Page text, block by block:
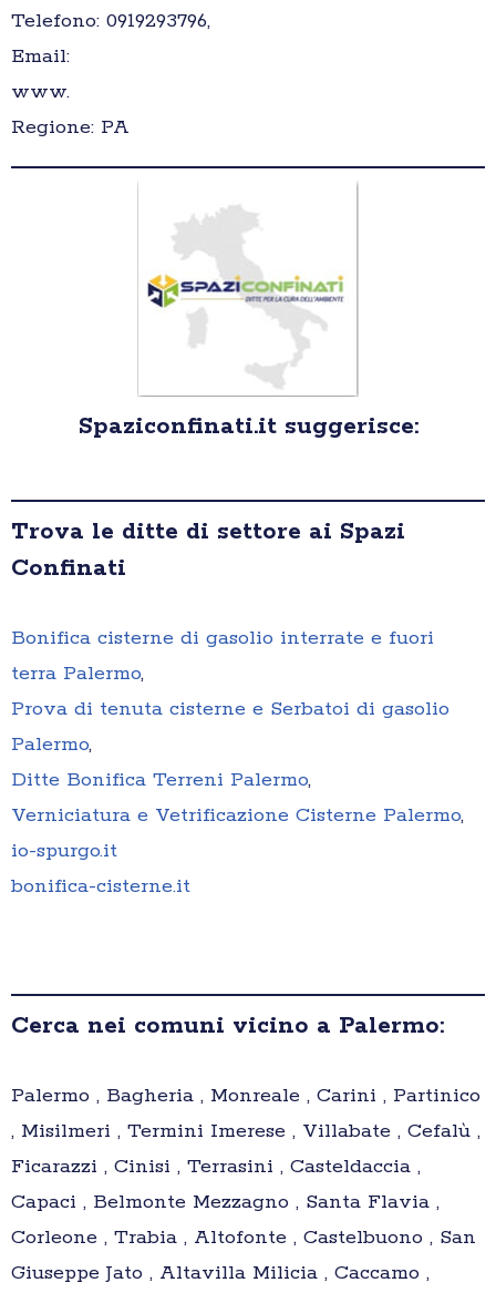
Telefono: 0919293796,
Email:
www.
Regione: PA
Spaziconfinati.it suggerisce:
Trova le ditte di settore ai Spazi
Confinati
Bonifica cisterne di gasolio interrate e fuori
terra Palermo,
Prova di tenuta cisterne e Serbatoi di gasolio
Palermo,
Ditte Bonifica Terreni Palermo,
Verniciatura e Vetrificazione Cisterne Palermo,
io-spurgo.it
bonifica-cisterne.it
Cerca nei comuni vicino a Palermo:
Palermo , Bagheria , Monreale , Carini , Partinico
, Misilmeri , Termini Imerese , Villabate , Cefalù ,
Ficarazzi , Cinisi , Terrasini , Casteldaccia ,
Capaci , Belmonte Mezzagno , Santa Flavia ,
Corleone , Trabia , Altofonte , Castelbuono , San
Giuseppe Jato , Altavilla Milicia , Caccamo ,